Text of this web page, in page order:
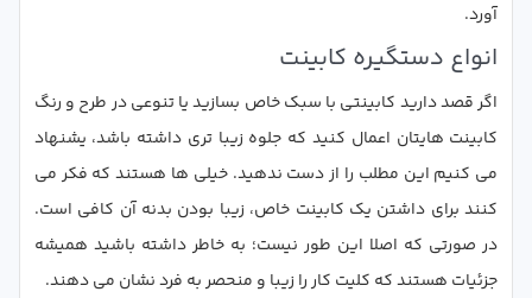
آورد.
انواع دستگیره کابینت
اگر قصد دارید کابینتی با سبک خاص بسازید یا تنوعی در طرح و رنگ
کابینت هایتان اعمال کنید که جلوه زیبا تری داشته باشد، یشنهاد
می کنیم این مطلب را از دست ندهید. خیلی ها هستند که فکر می
کنند برای داشتن یک کابینت خاص، زیبا بودن بدنه آن کافی است.
در صورتی که اصلا این طور نیست؛ به خاطر داشته باشید همیشه
جزئیات هستند که کلیت کار را زیبا و منحصر به فرد نشان می دهند.